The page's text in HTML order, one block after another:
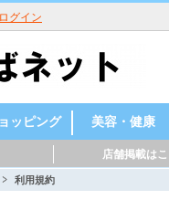
グイン
・外国料
・居酒屋
メン
・しゃぶ
ぶ
ェ・レス
ン
カリー
他
子
子
他
ッピング
品店・酒
・ハンド
ド
ーツ用品
車・バイ
ムセンタ
・電化製
、音楽関
ッション
他
美容・健康
美容室・理容
室
整体・整骨
リラクゼーシ
ョン＆ヘルス
ネイルサロン
まつ毛サロン
エステサロン
フィットネス
スタジオ
その他
店舗掲載は
利用規約